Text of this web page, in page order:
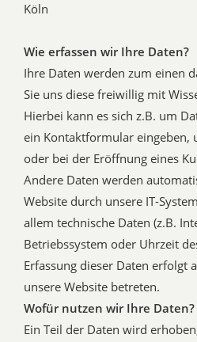
Köln
Wie erfassen wir Ihre Daten?
Ihre Daten werden zum einen
Sie uns diese freiwillig mit
Hierbei kann es sich z.B. um
ein Kontaktformular eingeben,
oder bei der Eröffnung eines
Andere Daten werden
Website durch unsere IT-
allem technische Daten (z.B.
Betriebssystem oder Uhrzeit
Erfassung dieser Daten erfolgt
unsere Website betreten.
Wofür nutzen wir Ihre Daten?
Ein Teil der Daten wird